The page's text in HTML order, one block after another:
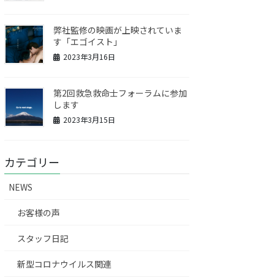
弊社監修の映画が上映されていま
す「エゴイスト」
2023年3月16日
第2回救急救命士フォーラムに参加
します
2023年3月15日
カテゴリー
NEWS
お客様の声
スタッフ日記
新型コロナウイルス関連